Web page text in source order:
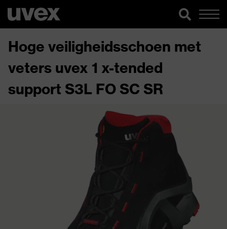
Hoge veiligheidsschoen met
veters uvex 1 x-tended
support S3L FO SC SR